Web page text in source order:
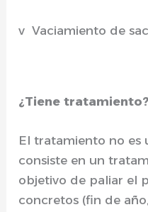
v Vaciamiento de
¿Tiene tratamiento?
El tratamiento no es
consiste en un
objetivo de paliar el
concretos (fin de